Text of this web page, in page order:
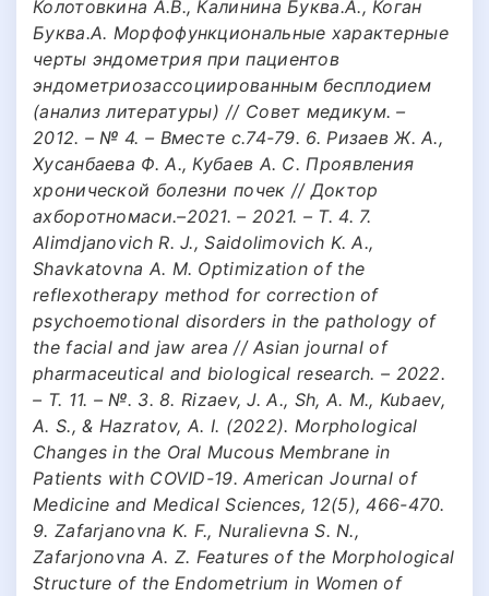
Колотовкина А.В., Калинина Буква.А., Коган
Буква.А. Морфофункциональные характерные
черты эндометрия при пациентов
эндометриозассоциированным бесплодием
(анализ литературы) // Совет медикум. –
2012. – № 4. – Вместе с.74-79. 6. Ризаев Ж. А.,
Хусанбаева Ф. А., Кубаев А. С. Проявления
хронической болезни почек // Доктор
ахборотномаси.–2021. – 2021. – Т. 4. 7.
Alimdjanovich R. J., Saidolimovich K. A.,
Shavkatovna A. M. Optimization of the
reflexotherapy method for correction of
psychoemotional disorders in the pathology of
the facial and jaw area // Asian journal of
pharmaceutical and biological research. – 2022.
– Т. 11. – №. 3. 8. Rizaev, J. A., Sh, A. M., Kubaev,
A. S., & Hazratov, A. I. (2022). Morphological
Changes in the Oral Mucous Membrane in
Patients with COVID-19. American Journal of
Medicine and Medical Sciences, 12(5), 466-470.
9. Zafarjanovna K. F., Nuralievna S. N.,
Zafarjonovna A. Z. Features of the Morphological
Structure of the Endometrium in Women of